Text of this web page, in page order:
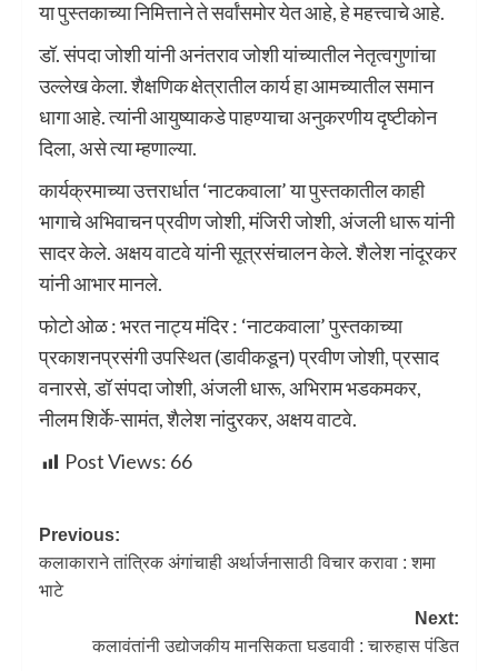
या पुस्तकाच्या निमित्ताने ते सर्वांसमोर येत आहे, हे महत्त्वाचे आहे.
डॉ. संपदा जोशी यांनी अनंतराव जोशी यांच्यातील नेतृत्वगुणांचा
उल्लेख केला. शैक्षणिक क्षेत्रातील कार्य हा आमच्यातील समान
धागा आहे. त्यांनी आयुष्याकडे पाहण्याचा अनुकरणीय दृष्टीकोन
दिला, असे त्या म्हणाल्या.
कार्यक्रमाच्या उत्तरार्धात ‘नाटकवाला’ या पुस्तकातील काही
भागाचे अभिवाचन प्रवीण जोशी, मंजिरी जोशी, अंजली धारू यांनी
सादर केले. अक्षय वाटवे यांनी सूत्रसंचालन केले. शैलेश नांदूरकर
यांनी आभार मानले.
फोटो ओळ : भरत नाट्य मंदिर : ‘नाटकवाला’ पुस्तकाच्या
प्रकाशनप्रसंगी उपस्थित (डावीकडून) प्रवीण जोशी, प्रसाद
वनारसे, डॉ संपदा जोशी, अंजली धारू, अभिराम भडकमकर,
नीलम शिर्के-सामंत, शैलेश नांदुरकर, अक्षय वाटवे.
Post Views: 66
Previous:
कलाकाराने तांत्रिक अंगांचाही अर्थार्जनासाठी विचार करावा : शमा
भाटे
Next:
कलावंतांनी उद्योजकीय मानसिकता घडवावी : चारुहास पंडित